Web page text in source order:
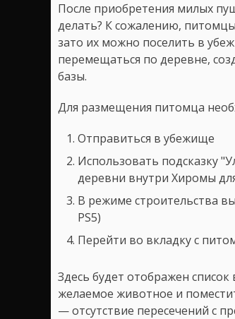
После приобретения милых
делать? К сожалению,
зато их можно поселить в
перемещаться по деревне,
базы.
Для размещения питомца
Отправиться в убежище
Использовать подсказку
деревни внутри Хиромы
В режиме строительства
PS5)
Перейти во вкладку с
Здесь будет отображен
желаемое животное и
— отсутствие пересечений с